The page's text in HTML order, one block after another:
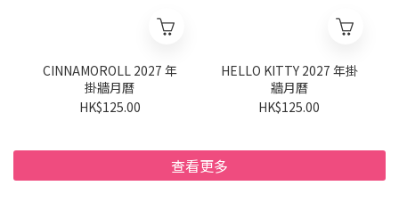
CINNAMOROLL 2027 年
掛牆月曆
HK$125.00
HELLO KITTY 2027 年掛
牆月曆
HK$125.00
查看更多